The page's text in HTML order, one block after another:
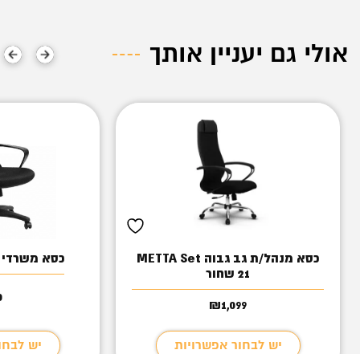
אולי גם יעניין אותך
כסא מנהל/ת גב גבוה METTA Set
21 שחור
₪1,099
יש לבחור אפשרויות
כסא משרדי
יש